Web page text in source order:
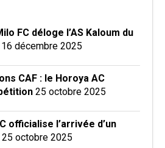
FC déloge l’AS Kaloum du
16 décembre 2025
CAF : le Horoya AC
25 octobre 2025
officialise l’arrivée d’un
25 octobre 2025